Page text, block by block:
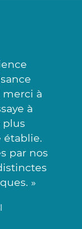
à
à
plus
établie.
par nos
»